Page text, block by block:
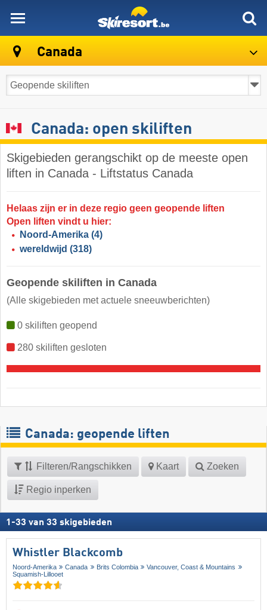
Canada
Canada: open skiliften
Skigebieden gerangschikt op de meeste open
liften in Canada - Liftstatus Canada
Helaas zijn er in deze regio geen geopende liften
Open liften vindt u hier:
Noord-Amerika (4)
wereldwijd (318)
Geopende skiliften in Canada
(Alle skigebieden met actuele sneeuwberichten)
0 skiliften geopend
280 skiliften gesloten
Canada: geopende liften
Filteren/Rangschikken Kaart Zoeken
Regio inperken
1 -33 van 33 skigebieden
Whistler Blackcomb
Noord-Amerika Canada Brits Colombia
Vancouver, Coast & Mountains
Squamish-Lillooet